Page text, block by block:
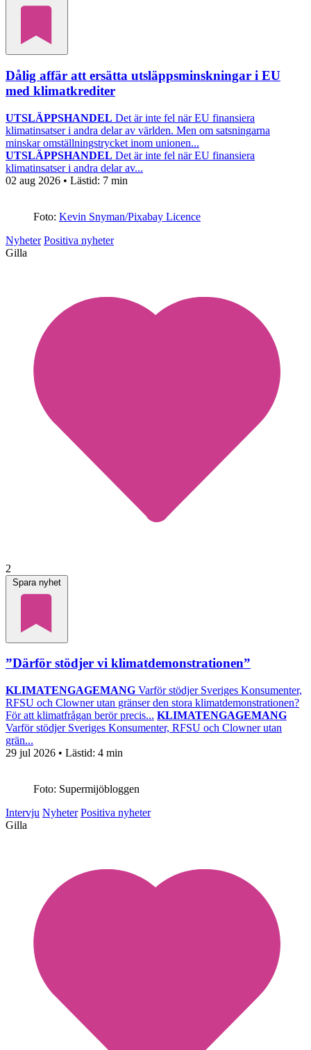
Dålig affär att ersätta utsläppsminskningar i EU
med klimatkrediter
UTSLÄPPSHANDEL Det är inte fel när EU finansiera
klimatinsatser i andra delar av världen. Men om satsningarna
minskar omställningstrycket inom unionen...
UTSLÄPPSHANDEL Det är inte fel när EU finansiera
klimatinsatser i andra delar av...
02 aug 2026 • Lästid: 7 min
Foto: Kevin Snyman/Pixabay Licence
Nyheter Positiva nyheter
Gilla
2
Spara nyhet
”Därför stödjer vi klimatdemonstrationen”
KLIMATENGAGEMANG Varför stödjer Sveriges Konsumenter,
RFSU och Clowner utan gränser den stora klimatdemonstrationen?
För att klimatfrågan berör precis... KLIMATENGAGEMANG
Varför stödjer Sveriges Konsumenter, RFSU och Clowner utan
grän...
29 jul 2026 • Lästid: 4 min
Foto: Supermijöbloggen
Intervju Nyheter Positiva nyheter
Gilla